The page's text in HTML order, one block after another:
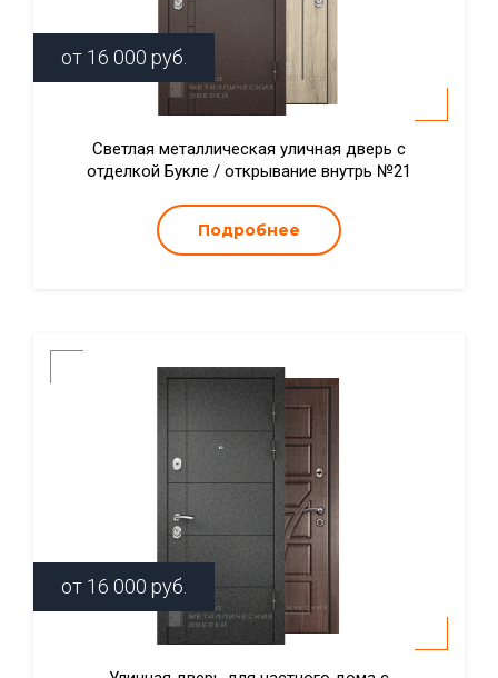
от 16 000 руб.
Светлая металлическая уличная дверь с
отделкой Букле / открывание внутрь №21
Подробнее
от 16 000 руб.